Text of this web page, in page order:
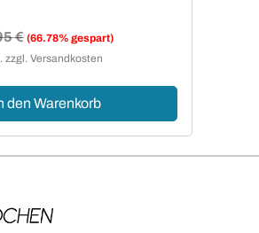
Preis:
€ (66.78% gespart)
zzgl. Versandkosten
den Warenkorb